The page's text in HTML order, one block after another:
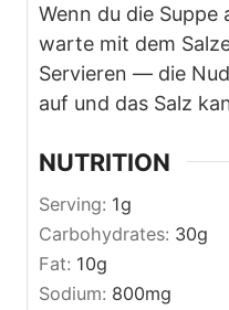
Wenn du die Suppe
warte mit dem
Servieren — die
auf und das Salz
NUTRITION
Serving: 1g
Carbohydrates: 30g
Fat: 10g
Sodium: 800mg